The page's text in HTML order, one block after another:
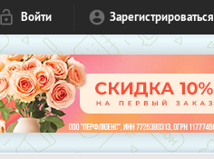
Войти Зарегистрироваться